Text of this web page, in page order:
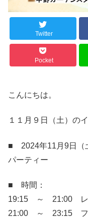
Twitter
Pocket
こんにちは。
１１月９日（土）の
■ 2024年11月9日（
パーティー
■ 時間：
19:15 ～ 21:00 レ
21:00 ～ 23:15 フ